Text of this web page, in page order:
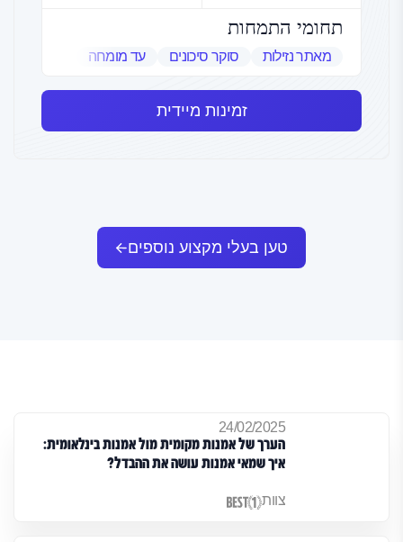
תחומי התמחות
מאתר נזילות סוקר סיכונים עד מומחה
זמינות מיידית
טען בעלי מקצוע נוספים
24/02/2025
הערך של אמנות מקומית מול אמנות בינלאומית:
איך שמאי אמנות עושה את ההבדל?
צוות